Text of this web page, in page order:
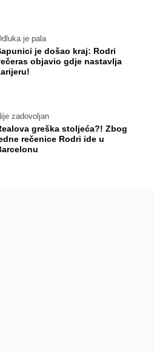
je pala
je došao kraj: Rodri
objavio gdje nastavlja
zadovoljan
greška stoljeća?! Zbog
rečenice Rodri ide u